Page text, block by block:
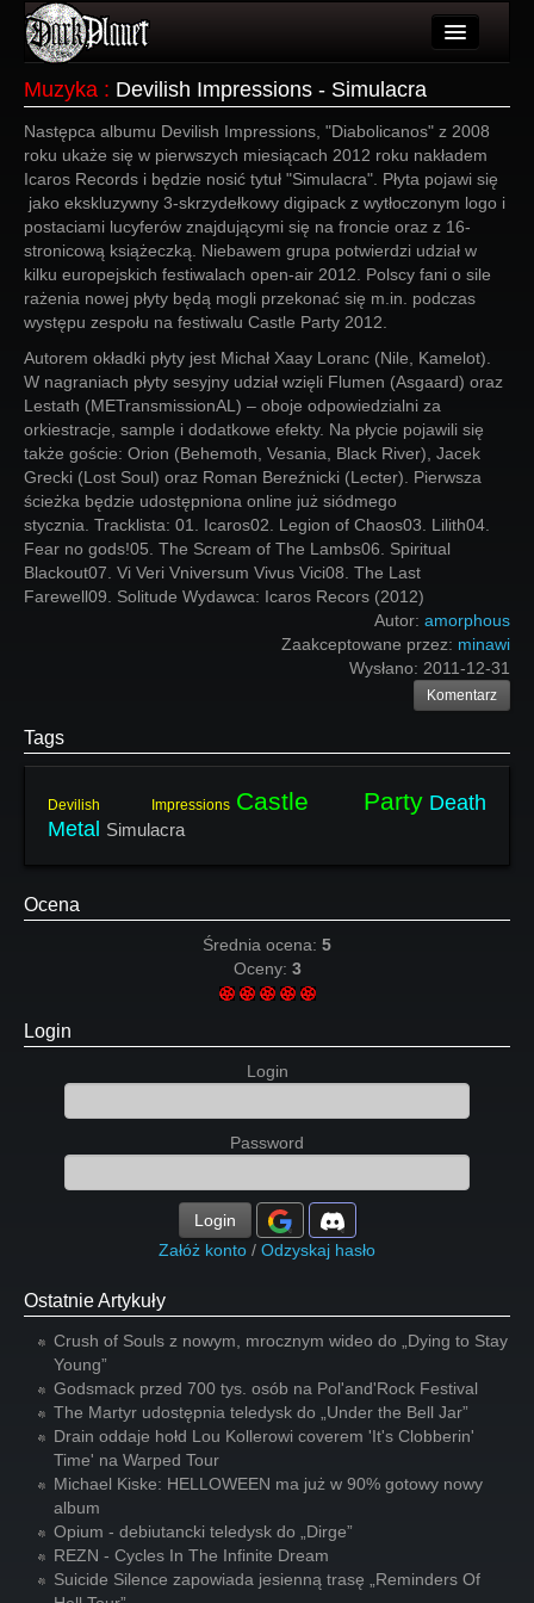
Wydarzenia
Galeria
Forum
Więcej
Login
Muzyka : Devilish Impressions - Simulacra
Następca albumu Devilish Impressions, "Diabolicanos" z 2008
roku ukaże się w pierwszych miesiącach 2012 roku nakładem
Icaros Records i będzie nosić tytuł "Simulacra". Płyta pojawi się
jako ekskluzywny 3-skrzydełkowy digipack z wytłoczonym logo i
postaciami lucyferów znajdującymi się na froncie oraz z 16-
stronicową książeczką. Niebawem grupa potwierdzi udział w
kilku europejskich festiwalach open-air 2012. Polscy fani o sile
rażenia nowej płyty będą mogli przekonać się m.in. podczas
występu zespołu na festiwalu Castle Party 2012.
Autorem okładki płyty jest Michał Xaay Loranc (Nile, Kamelot).
W nagraniach płyty sesyjny udział wzięli Flumen (Asgaard) oraz
Lestath (METransmissionAL) – oboje odpowiedzialni za
orkiestracje, sample i dodatkowe efekty. Na płycie pojawili się
także goście: Orion (Behemoth, Vesania, Black River), Jacek
Grecki (Lost Soul) oraz Roman Bereźnicki (Lecter). Pierwsza
ścieżka będzie udostępniona online już siódmego
stycznia. Tracklista: 01. Icaros02. Legion of Chaos03. Lilith04.
Fear no gods!05. The Scream of The Lambs06. Spiritual
Blackout07. Vi Veri Vniversum Vivus Vici08. The Last
Farewell09. Solitude Wydawca: Icaros Recors (2012)
Autor: amorphous
Zaakceptowane przez: minawi
Wysłano: 2011-12-31
Komentarz
Tags
Devilish Impressions Castle Party Death
Metal Simulacra
Ocena
Średnia ocena: 5
Oceny: 3
Login
Login
Password
Login
Załóż konto / Odzyskaj hasło
Ostatnie Artykuły
Crush of Souls z nowym, mrocznym wideo do „Dying to Stay
Young”
Godsmack przed 700 tys. osób na Pol'and'Rock Festival
The Martyr udostępnia teledysk do „Under the Bell Jar”
Drain oddaje hołd Lou Kollerowi coverem 'It's Clobberin'
Time' na Warped Tour
Michael Kiske: HELLOWEEN ma już w 90% gotowy nowy
album
Opium - debiutancki teledysk do „Dirge”
REZN - Cycles In The Infinite Dream
Suicide Silence zapowiada jesienną trasę „Reminders Of